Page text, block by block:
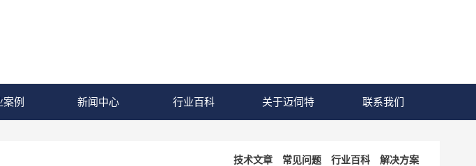
案例 新闻中心 行业百科 关于迈伺特 联系我们
技术文章 常见问题 行业百科 解决方案